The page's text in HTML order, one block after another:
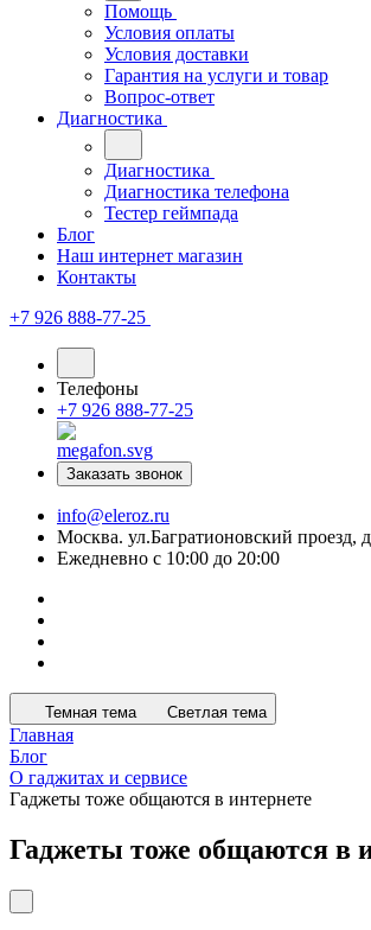
Помощь
Условия оплаты
Условия доставки
Гарантия на услуги и товар
Вопрос-ответ
Диагностика
Диагностика
Диагностика телефона
Тестер геймпада
Блог
Наш интернет магазин
Контакты
+7 926 888-77-25
Телефоны
+7 926 888-77-25
Заказать звонок
info@eleroz.ru
Москва. ул.Багратионовский проезд,
Ежедневно с 10:00 до 20:00
Темная тема Светлая тема
Главная
Блог
О гаджитах и сервисе
Гаджеты тоже общаются в интернете
Гаджеты тоже общаются в